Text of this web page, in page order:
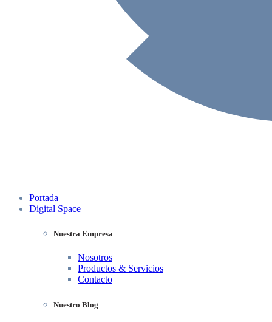
Portada
Digital Space
Nuestra Empresa
Nosotros
Productos & Servicios
Contacto
Nuestro Blog